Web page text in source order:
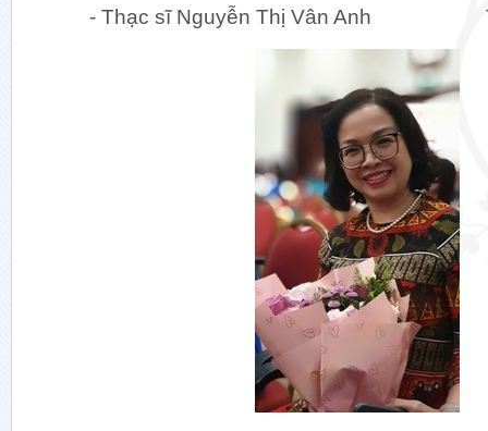
- Thạc sĩ Nguyễn Thị Vân Anh
Khối
Khoa
Khoa
Khoa
Khoa
Khoa